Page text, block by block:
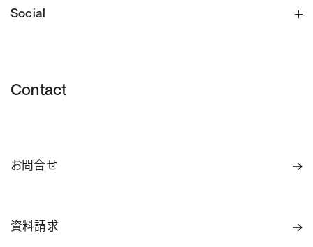
Social
Contact
お問合せ
資料請求